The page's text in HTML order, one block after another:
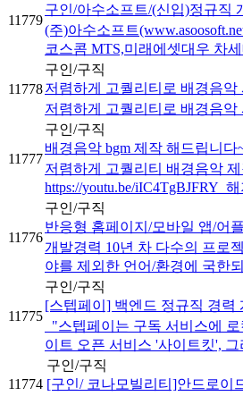
11779
구인/아수소프트/(신입)정규직
(주)아수소프트
코스콤 MTS,미래에셋대우 차
11778
구인/구직
저렴하게 고퀄리티로 배경음악
저렴하게 고퀄리티로 배경음
11777
구인/구직
배경음악 bgm 제작 해드립니다
저렴하게 고퀄리티 배경음악
https://youtu.be/iIC4TgBJFRY
11776
구인/구직
반응형 홈페이지/모바일 앱/어
개발경력 10년 차 다수의 프로
야를 제외한 언어/환경에 국한
11775
구인/구직
[스텝페이] 백엔드 정규직 경력
"스텝페이는 구독 서비스에
이트 오픈 서비스 '사이트킷',
11774
구인/구직
[구인/ 코나모빌리티]안드로이